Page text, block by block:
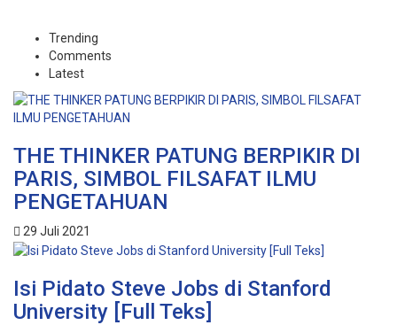
Trending
Comments
Latest
THE THINKER PATUNG BERPIKIR DI
PARIS, SIMBOL FILSAFAT ILMU
PENGETAHUAN
29 Juli 2021
Isi Pidato Steve Jobs di Stanford
University [Full Teks]